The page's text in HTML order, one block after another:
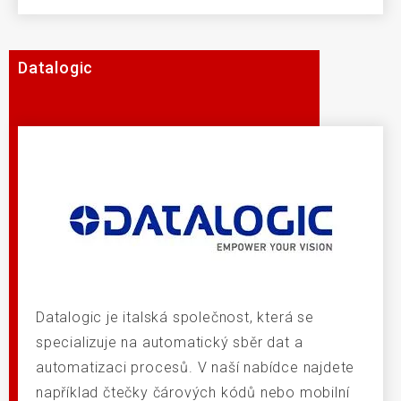
Datalogic
Datalogic je italská společnost, která se
specializuje na automatický sběr dat a
automatizaci procesů. V naší nabídce najdete
například čtečky čárových kódů nebo mobilní